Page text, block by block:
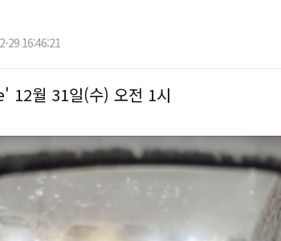
29 16:46:21
12월 31일(수) 오전 1시